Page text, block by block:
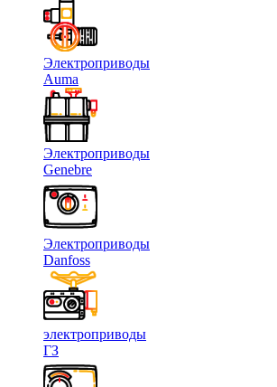
Электроприводы
Auma
Электроприводы
Genebre
Электроприводы
Danfoss
электроприводы
ГЗ